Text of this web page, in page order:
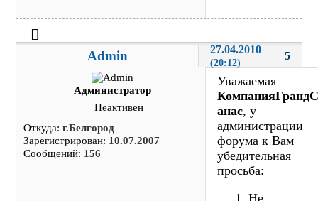
5
Admin 27.04.2010
(20:12)
Администратор
Неактивен
Откуда:г.Белгород
Зарегистрирован: 10.07.2007
Сообщений: 156
Уважаемая
анас, у
администрации
форума к Вам
убедительная
просьба:
Не